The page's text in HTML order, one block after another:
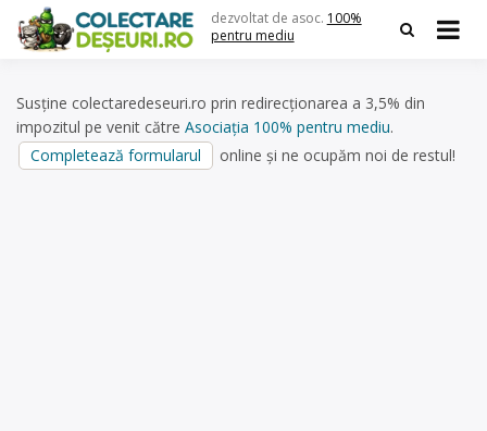
content
dezvoltat de asoc. 100%
pentru mediu
Susține colectaredeseuri.ro prin redirecționarea a 3,5% din
impozitul pe venit către Asociația 100% pentru mediu.
Completează formularul
online și ne ocupăm noi de restul!